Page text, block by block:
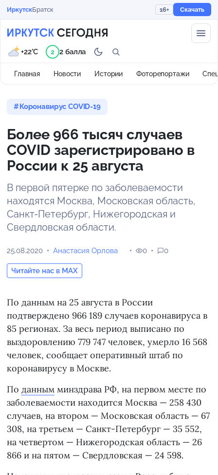
ИркутскБратск 16+ Скачать
Главная Новости Истории Фоторепортажи
+22°C 2 2 балла
Коронавирус COVID-19
Более 966 тысяч случаев
COVID зарегистрировано в
России к 25 августа
В первой пятерке по заболеваемости
находятся Москва, Московская область,
Санкт-Петербург, Нижегородская и
Свердловская области.
25.08.2020 Анастасия Орлова
Читайте нас в MAX
0 0
По данным на 25 августа в России
подтверждено 966 189 случаев коронавируса в
85 регионах. За весь период выписано по
выздоровлению 779 747 человек, умерло 16 568
человек, сообщает оперативный штаб по
коронавирусу в Москве.
По данным минздрава РФ, на первом месте по
заболеваемости находится Москва — 258 430
случаев, на втором — Московская область — 67
308, на третьем — Санкт-Петербург — 35 552,
на четвертом — Нижегородская область — 26
866 и на пятом — Свердловская — 24 598.